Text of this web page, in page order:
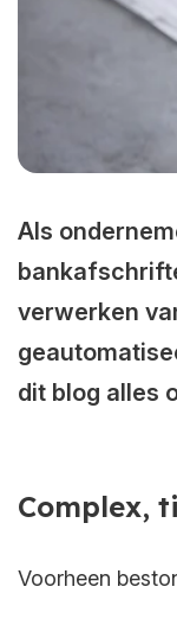
Als
verwerken
dit blog alles
Complex,
Voorheen